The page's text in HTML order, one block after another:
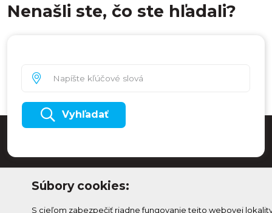
Nenašli ste, čo ste hľadali?
Vyhľadať
Súbory cookies:
S cieľom zabezpečiť riadne fungovanie tejto webovej